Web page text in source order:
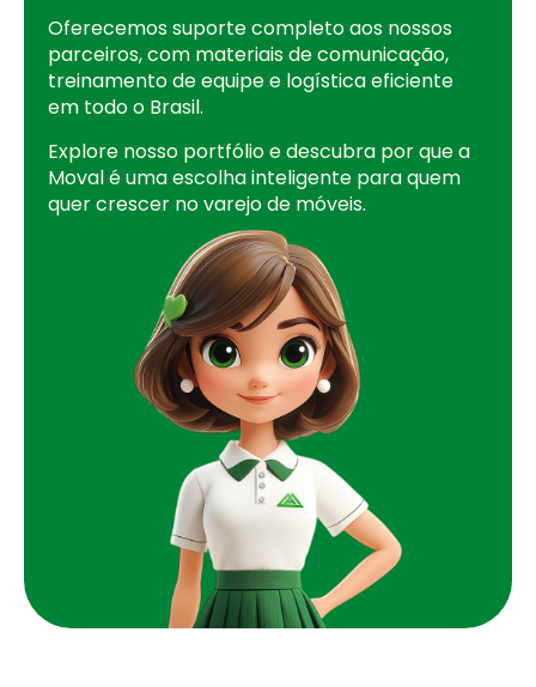
Oferecemos suporte completo aos nossos
parceiros, com materiais de comunicação,
treinamento de equipe e logística eficiente
em todo o Brasil.
Explore nosso portfólio e descubra por que a
Moval é uma escolha inteligente para quem
quer crescer no varejo de móveis.